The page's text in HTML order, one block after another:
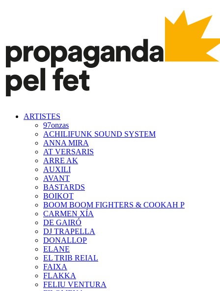
ARTISTES
97onzas
ACHILIFUNK SOUND SYSTEM
ANNA MIRA
AT VERSARIS
ARRE AK
AUXILI
AVANT
BASTARDS
BOIKOT
BOOM BOOM FIGHTERS & COOKAH P
CARMEN XÍA
DE GAIRÓ
DJ TRAPELLA
DONALLOP
ELANE
EL TRIB REIAL
FAIXA
FLAKKA
FELIU VENTURA